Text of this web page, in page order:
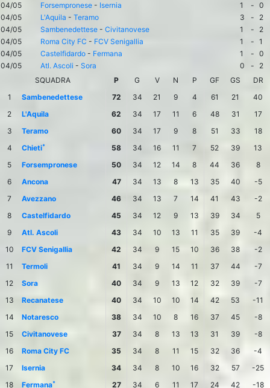
04/05
Forsempronese - Isernia 1 - 0
04/05
L'Aquila - Teramo 3 -
2
04/05
Sambenedettese - Civitanovese 1 -
2
04/05
Roma City FC - FCV Senigallia 1 - 1
04/05
Castelfidardo - Fermana 1 - 0
04/05
Atl. Ascoli - Sora 0 -
2
SQUADRA
P G V N P GF GS
DR
1
Sambenedettese 72 34 21 9 4 61 21
40
2
L'Aquila 62 34 17 11 6 48 31
17
3
Teramo 60 34 17 9 8 51 33
18
4
Chieti* 58 34 16 11 7 52 39
13
5
Forsempronese 50 34 12 14 8 44 36
8
6
Ancona 47 34 13 8 13 35 40
-5
7
Avezzano 46 34 13 7 14 41 43
-2
8
Castelfidardo 45 34 12 9 13 39 34
5
9
Atl. Ascoli 43 34 10 13 11 35 39
-4
10
FCV Senigallia 42 34 9 15 10 36 38
-2
11
Termoli 41 34 9 14 11 37 44
-7
12
Sora 40 34 9 13 12 32 39
-7
13
Recanatese 40 34 10 10 14 42 53
-11
14
Notaresco 38 34 10 8 16 37 45
-8
15
Civitanovese 37 34 8 13 13 31 39
-8
16
Roma City FC 35 34 8 11 15 32 36
-4
17
Isernia 34 34 8 10 16 32 57
-25
18
Fermana* 27 34 6 11 17 24 42 -18